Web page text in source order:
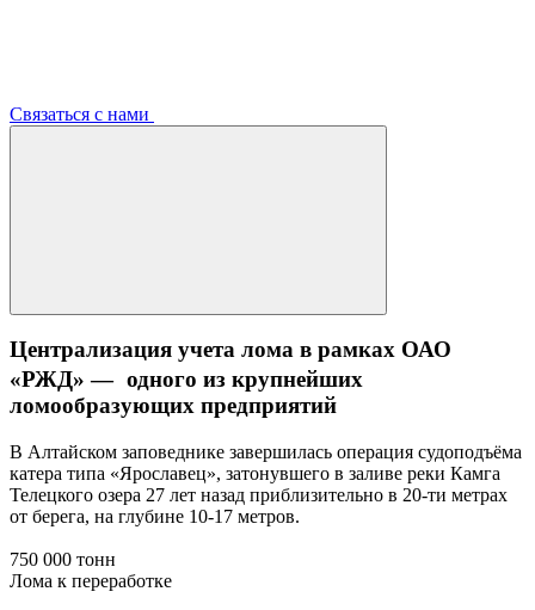
Связаться с нами
Централизация учета лома в рамках ОАО
«РЖД» — одного из крупнейших
ломообразующих предприятий
В Алтайском заповеднике завершилась операция судоподъёма
катера типа «Ярославец», затонувшего в заливе реки Камга
Телецкого озера 27 лет назад приблизительно в 20-ти метрах
от берега, на глубине 10-17 метров.
750 000 тонн
Лома к переработке